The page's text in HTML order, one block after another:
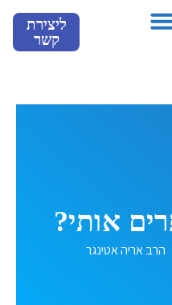
ליצירת
קשר
אותי?
הרב אריה אטינגר